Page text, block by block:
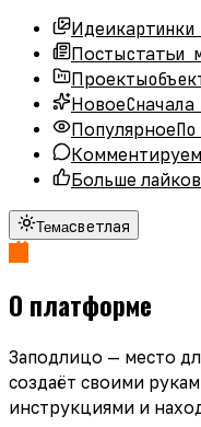
Идеи
Постыстатьи
Проекты
Новое
Популярное
Больше лайков
Темасветлая
О платформе
Заподлицо — место
создаёт своими
инструкциями и